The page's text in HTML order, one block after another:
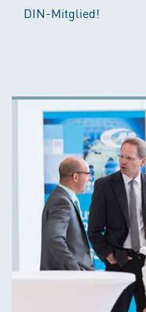
DIN-Mitglied!